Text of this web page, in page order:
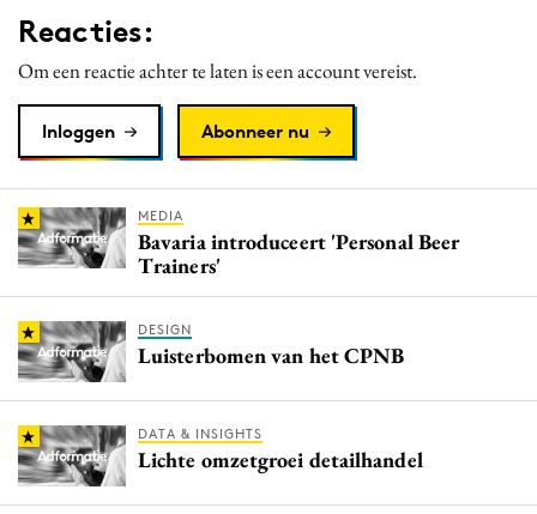
Merkstrategie
PR
Purpose Marketing
Reputatie & crisis
Reacties:
Om een reactie achter te laten is een account vereist.
Inloggen Abonneer nu
MEDIA
Bavaria introduceert 'Personal Beer
Trainers'
DESIGN
Luisterbomen van het CPNB
DATA & INSIGHTS
Lichte omzetgroei detailhandel